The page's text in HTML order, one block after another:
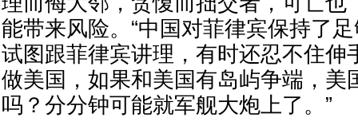
能带来风险。“中国对菲律宾保持了
试图跟菲律宾讲理，有时还忍不住伸
做美国，如果和美国有岛屿争端，美
吗？分分钟可能就军舰大炮上了。”